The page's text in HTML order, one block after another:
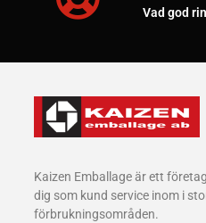
Vad god
Kaizen Emballage är ett
dig som kund service inom i
förbrukningsområden.